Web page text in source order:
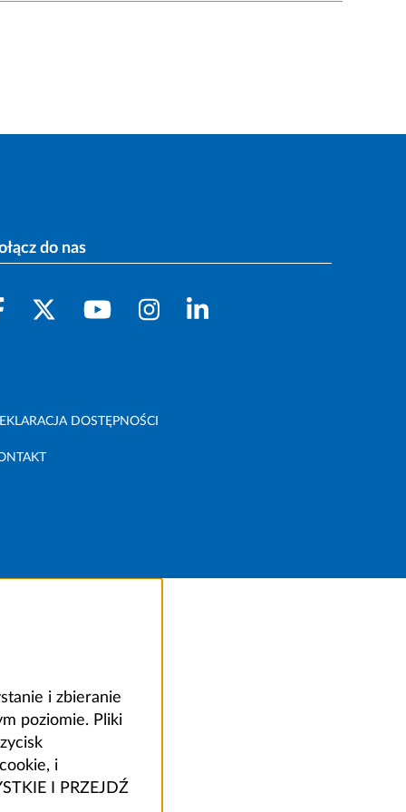
do nas
DOSTĘPNOŚCI
i zbieranie
poziomie. Pliki
i
I PRZEJDŹ